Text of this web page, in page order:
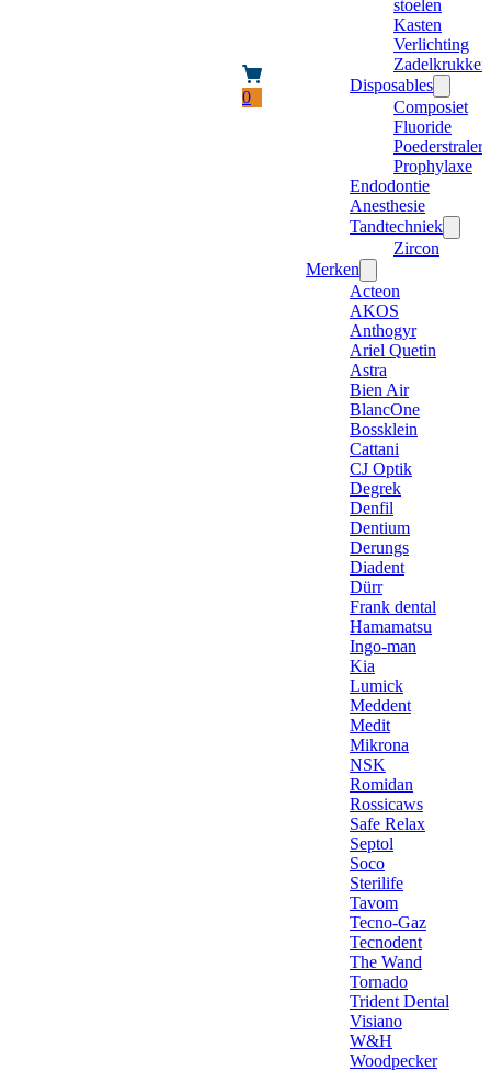
0
stoelen
Kasten
Verlichting
Zadelkrukken
Disposables
Composiet
Fluoride
Poederstraler
Prophylaxe
Endodontie
Anesthesie
Tandtechniek
Zircon
Merken
Acteon
AKOS
Anthogyr
Ariel Quetin
Astra
Bien Air
BlancOne
Bossklein
Cattani
CJ Optik
Degrek
Denfil
Dentium
Derungs
Diadent
Dürr
Frank dental
Hamamatsu
Ingo-man
Kia
Lumick
Meddent
Medit
Mikrona
NSK
Romidan
Rossicaws
Safe Relax
Septol
Soco
Sterilife
Tavom
Tecno-Gaz
Tecnodent
The Wand
Tornado
Trident Dental
Visiano
W&H
Woodpecker